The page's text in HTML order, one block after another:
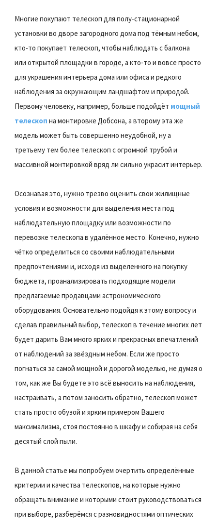
Многие покупают телескоп для полу-стационарной
установки во дворе загородного дома под тёмным небом,
кто-то покупает телескоп, чтобы наблюдать с балкона
или открытой площадки в городе, а кто-то и вовсе просто
для украшения интерьера дома или офиса и редкого
наблюдения за окружающим ландшафтом и природой.
Первому человеку, например, больше подойдёт мощный
телескоп на монтировке Добсона, а второму эта же
модель может быть совершенно неудобной, ну а
третьему тем более телескоп с огромной трубой и
массивной монтировкой вряд ли сильно украсит интерьер.
Осознавая это, нужно трезво оценить свои жилищные
условия и возможности для выделения места под
наблюдательную площадку или возможности по
перевозке телескопа в удалённое место. Конечно, нужно
чётко определиться со своими наблюдательными
предпочтениями и, исходя из выделенного на покупку
бюджета, проанализировать подходящие модели
предлагаемые продавцами астрономического
оборудования. Основательно подойдя к этому вопросу и
сделав правильный выбор, телескоп в течение многих лет
будет дарить Вам много ярких и прекрасных впечатлений
от наблюдений за звёздным небом. Если же просто
погнаться за самой мощной и дорогой моделью, не думая о
том, как же Вы будете это всё выносить на наблюдения,
настраивать, а потом заносить обратно, телескоп может
стать просто обузой и ярким примером Вашего
максимализма, стоя постоянно в шкафу и собирая на себя
десятый слой пыли.
В данной статье мы попробуем очертить определённые
критерии и качества телескопов, на которые нужно
обращать внимание и которыми стоит руководствоваться
при выборе, разберёмся с разновидностями оптических